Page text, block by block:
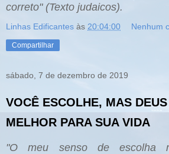
correto" (Texto judaicos).
Linhas Edificantes às 20:04:00 Nenhum
Compartilhar
sábado, 7 de dezembro de 2019
VOCÊ ESCOLHE, MAS
MELHOR PARA SUA VIDA
"O meu senso de escolha